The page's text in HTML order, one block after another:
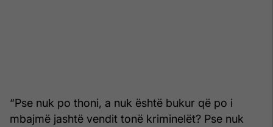
“Pse nuk po thoni, a nuk është bukur që po i
mbajmë jashtë vendit tonë kriminelët? Pse nuk